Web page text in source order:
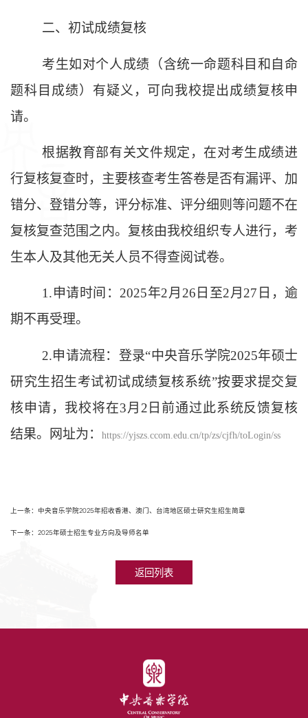
二、初试成绩复核
考生如对个人成绩（含统一命题科目和自命
题科目成绩）有疑义，可向我校提出成绩复核申
请。
根据教育部有关文件规定，在对考生成绩进
行复核复查时，主要核查考生答卷是否有漏评、加
错分、登错分等，评分标准、评分细则等问题不在
复核复查范围之内。复核由我校组织专人进行，考
生本人及其他无关人员不得查阅试卷。
1.申请时间：2025年2月 26 日至2月27 日，逾
期不再受理。
2.申请流程：登录“中央音乐学院2025年硕士
研究生招生考试初试成绩复核系统”按要求提交复
核申请，我校将在3月 2 日前通过此系统反馈复核
结果。网址为：
https://yjszs.ccom.edu.cn/tp/zs/cjfh/toLogin/ss
上一条：中央音乐学院2025年招收香港、澳门、台湾地区硕士研究生招生简章
下一条：2025年硕士招生专业方向及导师名单
返回列表